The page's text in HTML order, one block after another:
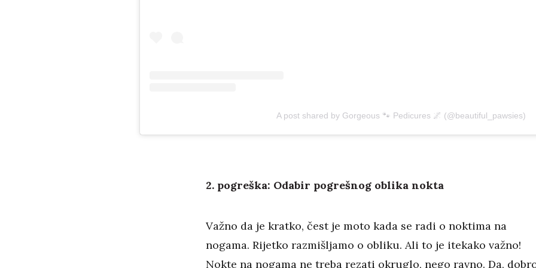
A post shared by Gorgeous 🐾 Pedicures 🌌 (@beautiful_pawsies)
2. pogreška: Odabir pogrešnog oblika nokta
Važno da je kratko, čest je moto kada se radi o noktima na
nogama. Rijetko razmišljamo o obliku. Ali to je itekako važno!
Nokte na nogama ne treba rezati okruglo, nego ravno. Da,